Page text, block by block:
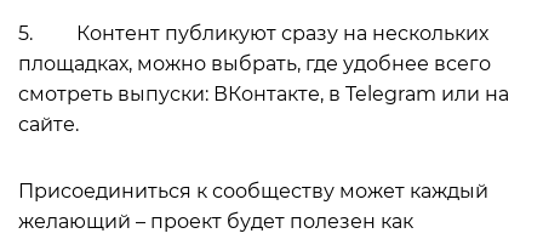
5. Контент публикуют сразу на нескольких
площадках, можно выбрать, где удобнее всего
смотреть выпуски: ВКонтакте, в Telegram или на
сайте.
Присоединиться к сообществу может каждый
желающий – проект будет полезен как